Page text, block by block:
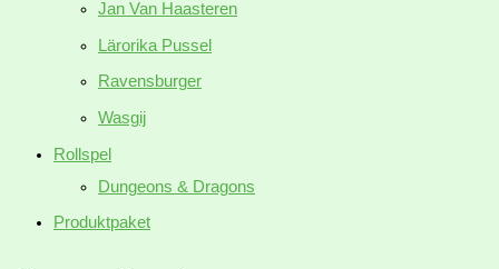
Jan Van Haasteren
Lärorika Pussel
Ravensburger
Wasgij
Rollspel
Dungeons & Dragons
Produktpaket